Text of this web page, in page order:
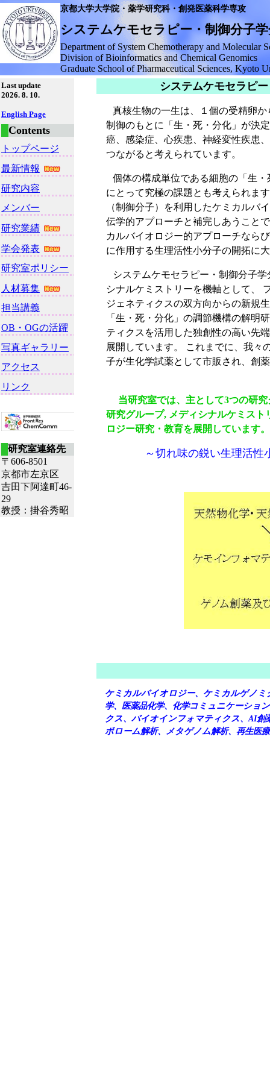
京都大学大学院・薬学研究科・創発医薬科学専攻
システムケモセラピー・制御分子
Department of System Chemotherapy and Molecular
Division of Bioinformatics and Chemical Genomics
Graduate School of Pharmaceutical Sciences, Kyoto
(C)Copyright Department of System Chemotherapy and Molecular Sciences, Kyoto University 2020
システムケモセラピ
真核生物の一生は、１個の受精卵
制御のもとに「生・死・分化」が決
癌、感染症、心疾患、神経変性疾患
つながると考えられています。
個体の構成単位である細胞の「生
にとって究極の課題とも考えられま
（制御分子）を利用したケミカルバ
伝学的アプローチと補完しあうこと
カルバイオロジー的アプローチなら
に作用する生理活性小分子の開拓に
システムケモセラピー・制御分子
シナルケミストリーを機軸として、
ジェネティクスの双方向からの新規
「生・死・分化」の調節機構の解明
ティクスを活用した独創性の高い先
展開しています。 これまでに、我々
子が生化学試薬として市販され、創
当研究室では、主として3つの研究
研究グループ, メディシナルケミス
ロジー研究・教育を展開しています。
～切れ味の鋭い生理活性
ケミカルバイオロジー、ケミカルゲノミ
学、医薬品化学、化学コミュニケーショ
クス、バイオインフォマティクス、AI創
ボローム解析、メタゲノム解析、再生医